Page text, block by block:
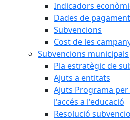
Indicadors
Dades de
Subvencions
Cost de les
Subvencions municipals
Pla estratègic de
Ajuts a entitats
Ajuts Programa
l'accés a l'educació
Resolució